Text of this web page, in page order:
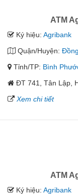
ATM
Ký hiệu: Agribank
Quận/Huyện:
Tỉnh/TP: Bình
ĐT 741, Tân Lập,
Xem chi tiết
ATM
Ký hiệu: Agribank